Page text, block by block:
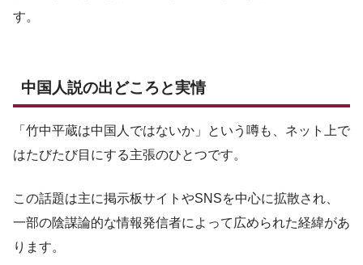
す。
中国人説の出どころと実情
「竹中平蔵は中国人ではないか」という噂も、ネット上で
はたびたび目にする主張のひとつです。
この話題は主に掲示板サイトやSNSを中心に拡散され、
一部の陰謀論的な情報発信者によって広められた経緯があ
ります。